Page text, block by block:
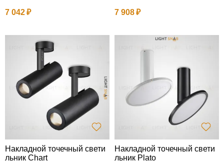
7 042
7 908
Накладной точечный свети
льник Chart
Накладной точечный свети
льник Plato